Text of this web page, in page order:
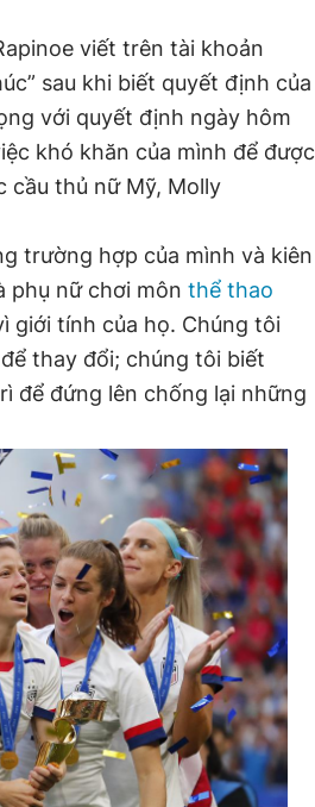
viết trên tài khoản
sau khi biết quyết định của
với quyết định ngày hôm
khó khăn của mình để được
cầu thủ nữ Mỹ, Molly
trường hợp của mình và kiên
phụ nữ chơi môn thể thao
giới tính của họ. Chúng tôi
thay đổi; chúng tôi biết
để đứng lên chống lại những